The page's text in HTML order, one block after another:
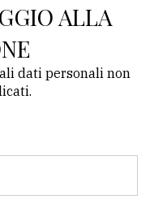
ALLA
dati personali non